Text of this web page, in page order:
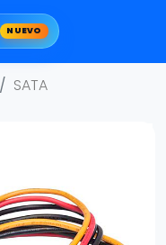
NUEVO
SATA